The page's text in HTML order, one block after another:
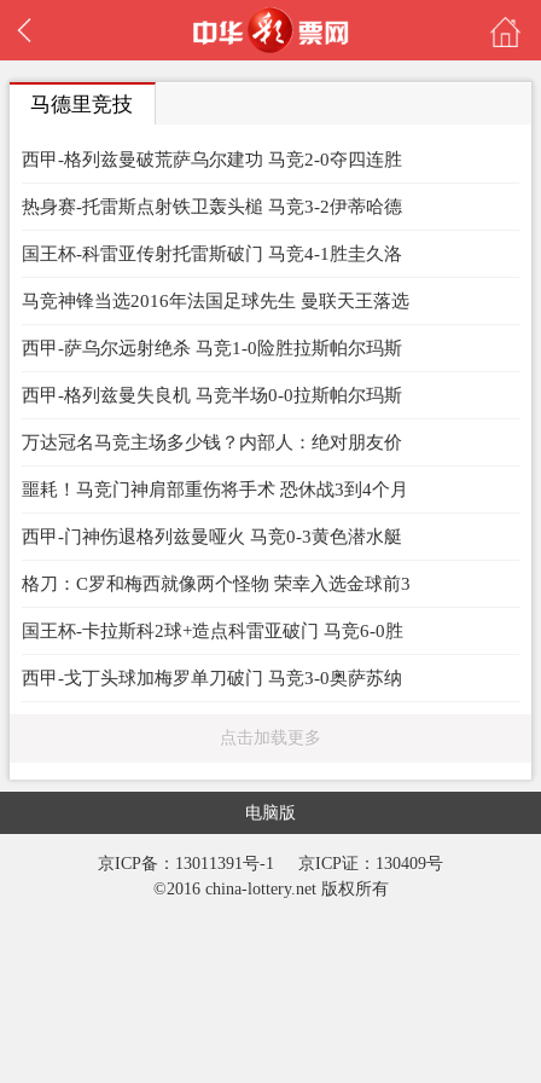
马德里竞技
西甲-格列兹曼破荒萨乌尔建功 马竞2-0夺四连胜
热身赛-托雷斯点射铁卫轰头槌 马竞3-2伊蒂哈德
国王杯-科雷亚传射托雷斯破门 马竞4-1胜圭久洛
马竞神锋当选2016年法国足球先生 曼联天王落选
西甲-萨乌尔远射绝杀 马竞1-0险胜拉斯帕尔玛斯
西甲-格列兹曼失良机 马竞半场0-0拉斯帕尔玛斯
万达冠名马竞主场多少钱？内部人：绝对朋友价
噩耗！马竞门神肩部重伤将手术 恐休战3到4个月
西甲-门神伤退格列兹曼哑火 马竞0-3黄色潜水艇
格刀：C罗和梅西就像两个怪物 荣幸入选金球前3
国王杯-卡拉斯科2球+造点科雷亚破门 马竞6-0胜
西甲-戈丁头球加梅罗单刀破门 马竞3-0奥萨苏纳
点击加载更多
电脑版
京ICP备：13011391号-1
京ICP证：130409号
©2016 china-lottery.net 版权所有